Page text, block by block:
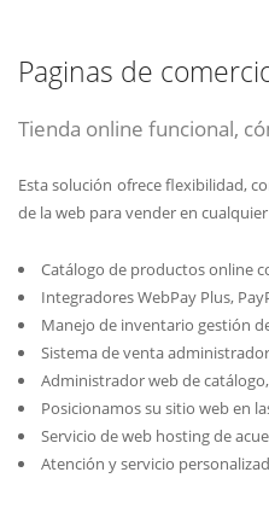
Paginas de
Tienda online funcional,
Esta solución ofrece flexibilidad,
de la web para vender en
Catálogo de productos online
Integradores WebPay Plus,
Manejo de inventario gestión
Sistema de venta
Administrador web de
Posicionamos su sitio web en
Servicio de web hosting de
Atención y servicio